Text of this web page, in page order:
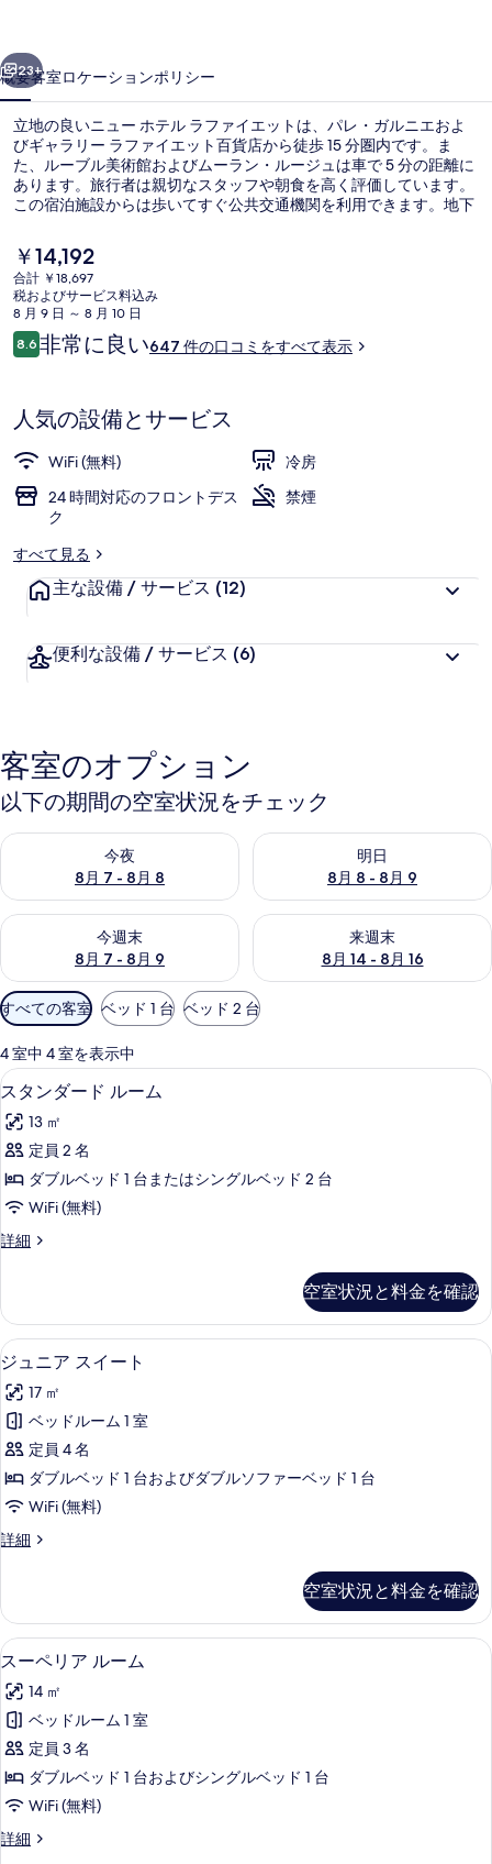
フ
ァ
イ
エ
ッ
ト
の
写
真
ャ
ラ
リ
23+
概要客室ロケーションポリシー
立地の良いニュー ホテル ラファイエットは、パレ・ガルニエおよ
びギャラリー ラファイエット百貨店から徒歩 15 分圏内です。ま
た、ルーブル美術館およびムーラン・ルージュは車で 5 分の距離に
あります。旅行者は親切なスタッフや朝食を高く評価しています。
この宿泊施設からは歩いてすぐ公共交通機関を利用できます。地下
現
在
の
料
金
は
す
￥14,192
合計 ￥18,697
税およびサービス料込み
8 月 9 日 ～ 8 月 10 日
口
コ
8.610段階中8.6
非常に良い647 件の口コミをすべて表示
人気の設備とサービス
WiFi (無料)
冷房
24 時間対応のフロントデス
ク
禁煙
すべて見る
主な設備 / サービス (12)
便利な設備 / サービス (6)
客室のオプション
以下の期間の空室状況をチェック
今夜
8月 7 - 8月 8
今夜 8月 7 - 8月 8 の空室状況をチェック
明日
8月 8 - 8月 9
明日 8月 8 - 8月 9 の空室状況
今週末
8月 7 - 8月 9
今週末 8月 7 - 8月 9 の空室状況をチェック
来週末
8月 14 - 8月 16
来週末 8月 14 - 8月 16 の空室
利
用
可
能
な
客
室
の
り
込
件
すべての客室 ベッド 1 台 ベッド 2 台
4 室中 4 室を表示中
ス
タ
ン
ダ
ー
ル
ム
の
す
べ
て
の
写
真
を
す
る
スタンダード ルーム | 低刺激性寝具
7
スタンダード ルーム
13 ㎡
定員 2 名
ダブルベッド 1 台またはシングルベッド 2 台
WiFi (無料)
詳細
ス
ー
ド
ル
ム
の
詳
細
空室状況と料金を確認
ジ
ュ
ニ
ア
ス
イ
ト
す
べ
て
の
写
真
を
表
示
ジュニア スイート | 低刺激性寝具、
7
ジュニア スイート
17 ㎡
ベッドルーム 1 室
定員 4 名
ダブルベッド 1 台およびダブルソファーベッド 1 台
WiFi (無料)
詳細
ジ
ス
イ
ー
の
詳
細
空室状況と料金を確認
ス
ー
ペ
リ
ア
ル
ム
スーペリア ルーム | 低刺激性寝具、
6
スーペリア ルーム
14 ㎡
ベッドルーム 1 室
定員 3 名
ダブルベッド 1 台およびシングルベッド 1 台
WiFi (無料)
詳細
ス